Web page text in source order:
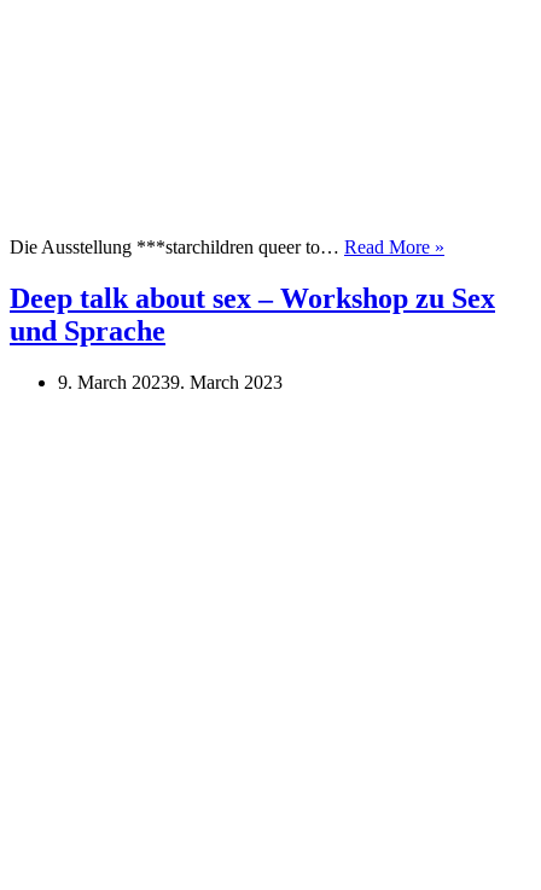
Die Ausstellung ***starchildren queer to… Read More »
queer
to
Deep talk about sex – Workshop zu Sex
und Sprache
9. March 20239. March 2023